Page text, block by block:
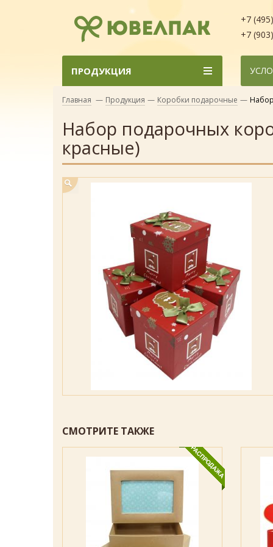
+7 (495)
+7 (903)
ПРОДУКЦИЯ
Главная — Продукция — Коробки подарочные —
Набор подарочных
красные)
СМОТРИТЕ ТАКЖЕ